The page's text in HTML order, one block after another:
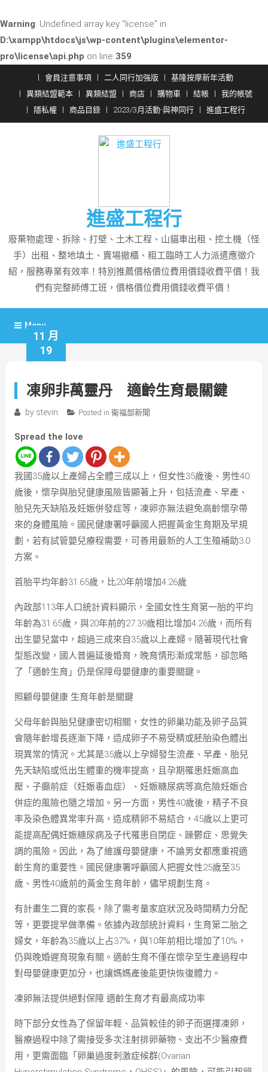
Warning: Undefined array key "license" in
D:\xampp\htdocs\js\wp-content\plugins\elementor-
pro\license\api.php on line 359
content
會員注意事項 二人同行加強版
基隆按摩新年活動
異類結盟範本
異類結盟 商店 購物車 結帳
我的帳號
隱私權
商品目錄 2023/3月活動-與神同行 進盛工程行
進盛工程行
廢棄物處理、拆除、打壁、土木工程、山貓車出租、挖土機（怪
手）出租、整地填土、賣場撤櫃、粗工臨時工人力派遣應徵介
紹，服務專業有效率！特別推薦價格價位費用價錢收費平價！我
們有完整師傅工班，價格價位費用價錢收費平價！
Menu
11 月
19
凍卵非萬靈丹 適齡生育最關鍵
by stevin Posted in 衛福部新聞
Spread the love
我國35歲以上產婦占全體三成以上，但女性35歲後、男性40
歲後，懷孕與胎兒健康風險皆顯著上升，包括流產、早產、
胎兒先天缺陷及妊娠併發症等，凍卵亦無法避免高齡懷孕帶
來的身體風險。國民健康署呼籲國人把握黃金生育期及早規
劃，若有試管嬰兒療程需要，可善用最新的人工生殖補助3.0
方案。
首胎平均年齡31.65歲，比20年前增加4.26歲
內政部113年人口統計資料顯示，全國女性生育第一胎的平均
年齡為31.65歲，與20年前的27.39歲相比增加4.26歲，而所有
出生嬰兒當中，超過三成來自35歲以上產婦。隨著現代社會
型態改變，國人普遍延後婚育，晚育情形漸成常態，卻忽略
了「適齡生育」仍是保障母嬰健康的重要關鍵。
照顧母嬰健康 生育年齡是關鍵
父母年齡與胎兒健康密切相關，女性的卵巢功能及卵子品質
會隨年齡增長逐漸下降，造成卵子不易受精或胚胎染色體出
現異常的情況。尤其是35歲以上孕婦發生流產、早產、胎兒
先天缺陷或低出生體重的機率提高，且孕期罹患妊娠高血
壓、子癲前症（妊娠毒血症）、妊娠糖尿病等高危險妊娠合
併症的風險也隨之增加。另一方面，男性40歲後，精子不良
率及染色體異常率升高，造成精卵不易結合，45歲以上更可
能提高配偶妊娠糖尿病及子代罹患自閉症、躁鬱症、思覺失
調的風險。因此，為了維護母嬰健康，不論男女都應重視適
齡生育的重要性。國民健康署呼籲國人把握女性25歲至35
歲、男性40歲前的黃金生育年齡，儘早規劃生育。
有計畫生二寶的家長，除了需考量家庭狀況及時間精力分配
等，更要提早做準備。依據內政部統計資料，生育第二胎之
婦女，年齡為35歲以上占37%，與10年前相比增加了10%，
仍與晚婚遲育現象有關。適齡生育不僅在懷孕至生產過程中
對母嬰健康更加分，也讓媽媽產後能更快恢復體力。
凍卵無法提供絕對保障 適齡生育才有最高成功率
時下部分女性為了保留年輕、品質較佳的卵子而選擇凍卵，
醫療過程中除了需接受多次注射排卵藥物、支出不少醫療費
用，更需面臨「卵巢過度刺激症候群(Ovarian